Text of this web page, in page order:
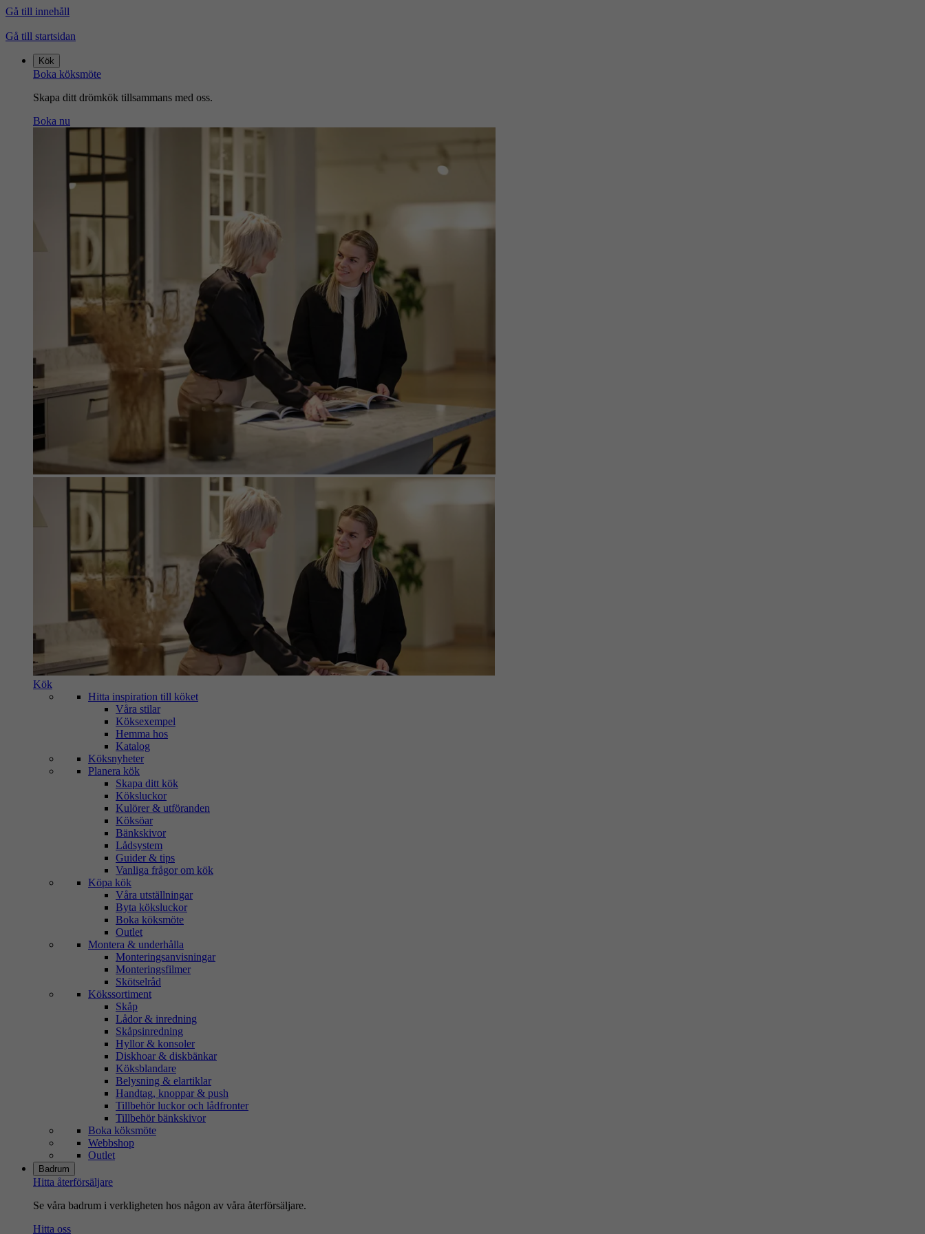
Gå till innehåll
Gå till startsidan
Kök
Boka köksmöte
Skapa ditt drömkök tillsammans med oss.
Boka nu
Kök
Hitta inspiration till köket
Våra stilar
Köksexempel
Hemma hos
Katalog
Köksnyheter
Planera kök
Skapa ditt kök
Köksluckor
Kulörer & utföranden
Köksöar
Bänkskivor
Lådsystem
Guider & tips
Vanliga frågor om kök
Köpa kök
Våra utställningar
Byta köksluckor
Boka köksmöte
Outlet
Montera & underhålla
Monteringsanvisningar
Monteringsfilmer
Skötselråd
Kökssortiment
Skåp
Lådor & inredning
Skåpsinredning
Hyllor & konsoler
Diskhoar & diskbänkar
Köksblandare
Belysning & elartiklar
Handtag, knoppar & push
Tillbehör luckor och lådfronter
Tillbehör bänkskivor
Boka köksmöte
Webbshop
Outlet
Badrum
Hitta återförsäljare
Se våra badrum i verkligheten hos någon av våra återförsäljare.
Hitta oss